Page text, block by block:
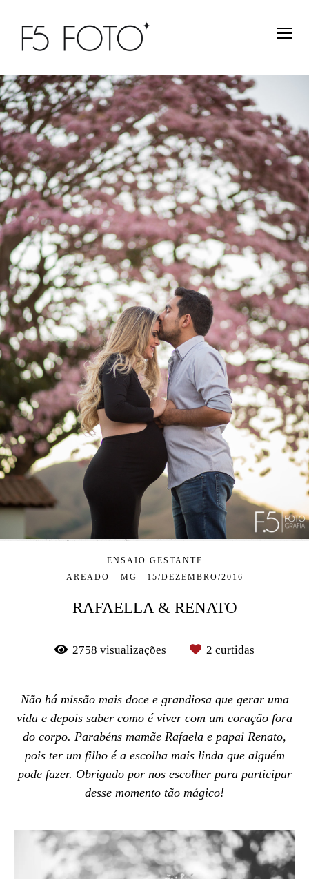
ENSAIO GESTANTE
AREADO - MG
15/DEZEMBRO/2016
RAFAELLA & RENATO
2758 visualizações 2 curtidas
Não há missão mais doce e grandiosa que gerar uma
vida e depois saber como é viver com um coração fora
do corpo. Parabéns mamãe Rafaela e papai Renato,
pois ter um filho é a escolha mais linda que alguém
pode fazer. Obrigado por nos escolher para participar
desse momento tão mágico!